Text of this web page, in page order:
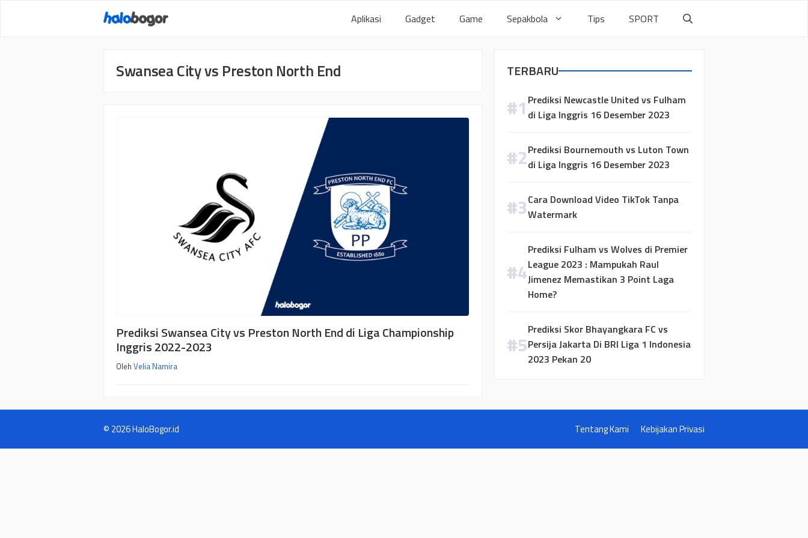
Aplikasi Gadget Game Sepakbola Tips SPORT
Swansea City vs Preston North End
Prediksi Swansea City vs Preston North End di Liga Championship
Inggris 2022-2023
Oleh Velia Namira
TERBARU
Prediksi Newcastle United vs Fulham
di Liga Inggris 16 Desember 2023
Prediksi Bournemouth vs Luton Town
di Liga Inggris 16 Desember 2023
Cara Download Video TikTok Tanpa
Watermark
Prediksi Fulham vs Wolves di Premier
League 2023 : Mampukah Raul
Jimenez Memastikan 3 Point Laga
Home?
Prediksi Skor Bhayangkara FC vs
Persija Jakarta Di BRI Liga 1 Indonesia
2023 Pekan 20
Tentang Kami Kebijakan Privasi
© 2026 HaloBogor.id